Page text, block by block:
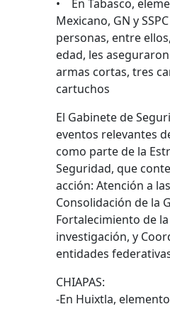
• En Tabasco,
Mexicano, GN y
personas, entre
edad, les
armas cortas, tres
cartuchos
El Gabinete de
eventos relevantes
como parte de la
Seguridad, que
acción: Atención a
Consolidación de la
Fortalecimiento de
investigación, y
entidades
CHIAPAS:
-En Huixtla,